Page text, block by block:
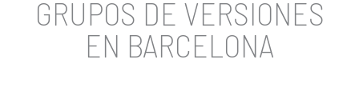
GRUPOS DE VERSIONES
EN BARCELONA